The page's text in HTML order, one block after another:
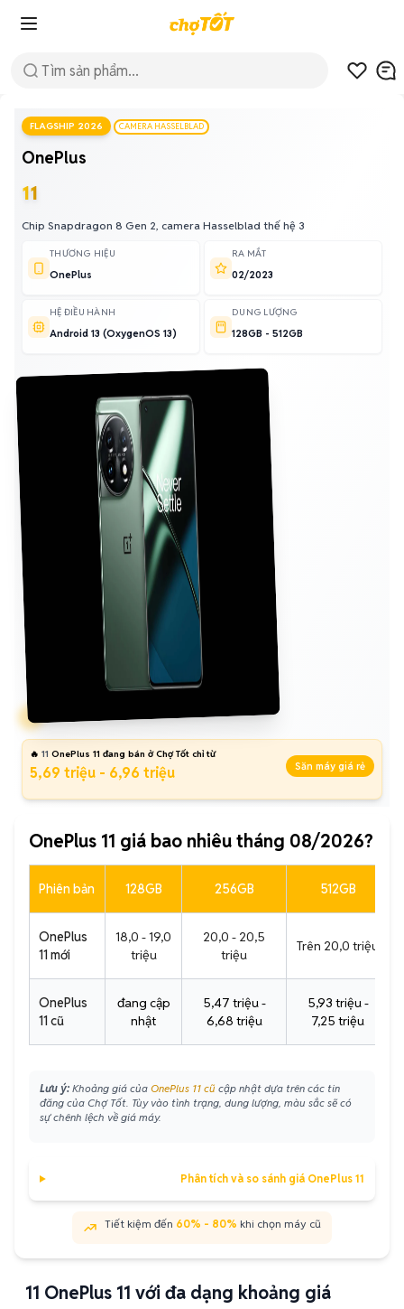
FLAGSHIP 2026 CAMERA HASSELBLAD
OnePlus
11
Chip Snapdragon 8 Gen 2, camera Hasselblad thế hệ 3
THƯƠNG HIỆU
OnePlus
RA MẮT
02/2023
HỆ ĐIỀU HÀNH
Android 13 (OxygenOS 13)
DUNG LƯỢNG
128GB - 512GB
🔥 11 OnePlus 11 đang bán ở Chợ Tốt chỉ từ
5,69 triệu - 6,96 triệu Săn máy giá rẻ
OnePlus 11 giá bao nhiêu tháng 08/2026?
Phiên bản 128GB 256GB 512GB
OnePlus
11 mới
18,0 - 19,0
triệu
20,0 - 20,5
triệu
Trên 20,0 triệu
OnePlus
11 cũ
đang cập
nhật
5,47 triệu -
6,68 triệu
5,93 triệu -
7,25 triệu
Lưu ý: Khoảng giá của OnePlus 11 cũ cập nhật dựa trên các tin
đăng của Chợ Tốt. Tùy vào tình trạng, dung lượng, màu sắc sẽ có
sự chênh lệch về giá máy.
Phân tích và so sánh giá OnePlus 11
Tiết kiệm đến 60% - 80% khi chọn máy cũ
11 OnePlus 11 với đa dạng khoảng giá